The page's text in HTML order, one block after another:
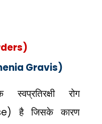
Gravis)
रोग
है जिसके कारण